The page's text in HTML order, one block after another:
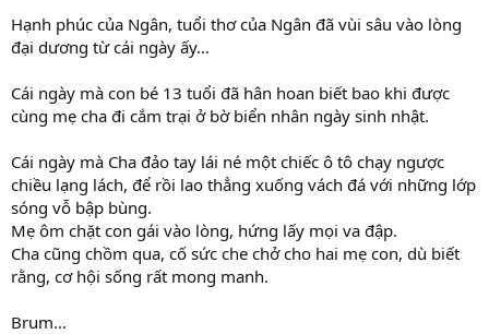
Hạnh phúc của Ngân, tuổi thơ của Ngân đã vùi sâu vào lòng
đại dương từ cái ngày ấy…
Cái ngày mà con bé 13 tuổi đã hân hoan biết bao khi được
cùng mẹ cha đi cắm trại ở bờ biển nhân ngày sinh nhật.
Cái ngày mà Cha đảo tay lái né một chiếc ô tô chạy ngược
chiều lạng lách, để rồi lao thẳng xuống vách đá với những lớp
sóng vỗ bập bùng.
Mẹ ôm chặt con gái vào lòng, hứng lấy mọi va đập.
Cha cũng chồm qua, cố sức che chở cho hai mẹ con, dù biết
rằng, cơ hội sống rất mong manh.
Brum…